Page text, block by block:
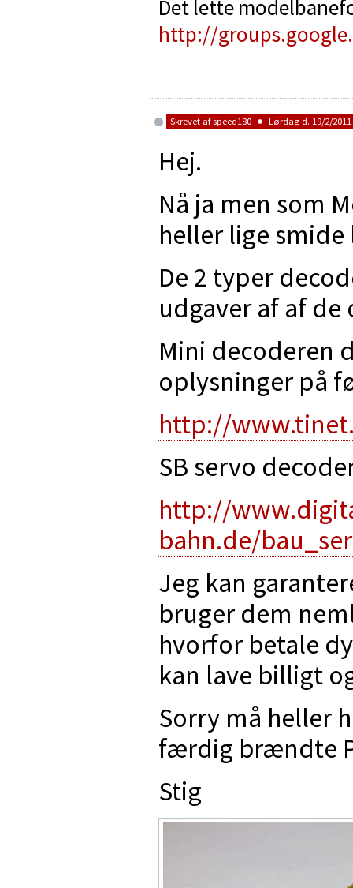
Det lette
http://
Skrevet afspeed180 Lørdag d. 19/2/2011
Hej.
Nå ja men som
heller lige
De 2 typer
udgaver af af
Mini decoderen
oplysninger på
http://
SB servo
http://
bahn.de/
Jeg kan
bruger dem
hvorfor betale
kan lave billigt
Sorry må heller
færdig brændte
Stig